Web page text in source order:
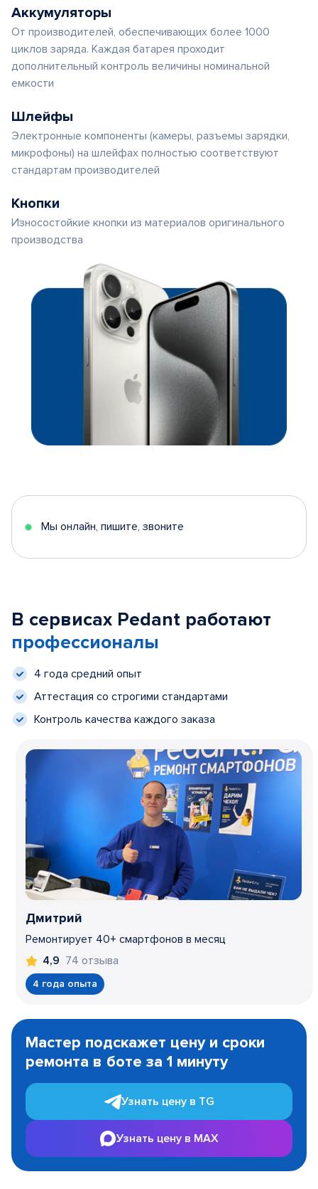
Аккумуляторы
От производителей, обеспечивающих более 1000
циклов заряда. Каждая батарея проходит
дополнительный контроль величины номинальной
емкости
Шлейфы
Электронные компоненты (камеры, разъемы зарядки,
микрофоны) на шлейфах полностью соответствуют
стандартам производителей
Кнопки
Износостойкие кнопки из материалов оригинального
производства
Мы онлайн, пишите, звоните
В сервисах Pedant работают
профессионалы
4 года средний опыт
Аттестация со строгими стандартами
Контроль качества каждого заказа
Дмитрий
Ремонтирует 40+ смартфонов в месяц
4,9 74 отзыва
4 года опыта
1
Мастер подскажет цену и сроки
ремонта в боте за 1 минуту
Узнать цену в TG
Узнать цену в MAX